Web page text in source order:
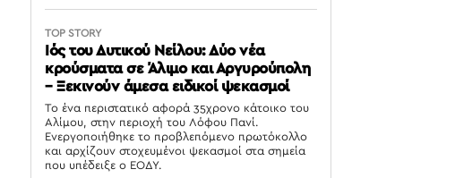
TOP STORY
Ιός του Δυτικού Νείλου: Δύο νέα
κρούσματα σε Άλιμο και Αργυρούπολη
– Ξεκινούν άμεσα ειδικοί ψεκασμοί
Το ένα περιστατικό αφορά 35χρονο κάτοικο του
Αλίμου, στην περιοχή του Λόφου Πανί.
Ενεργοποιήθηκε το προβλεπόμενο πρωτόκολλο
και αρχίζουν στοχευμένοι ψεκασμοί στα σημεία
που υπέδειξε ο ΕΟΔΥ.